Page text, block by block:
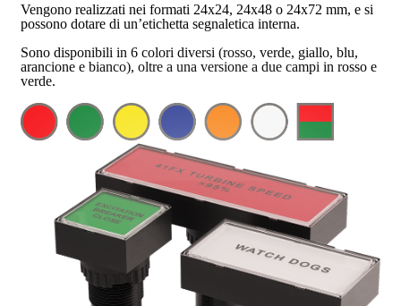
Vengono realizzati nei formati 24x24, 24x48 o 24x72 mm, e si
possono dotare di un’etichetta segnaletica interna.
Sono disponibili in 6 colori diversi (rosso, verde, giallo, blu,
arancione e bianco), oltre a una versione a due campi in rosso e
verde.